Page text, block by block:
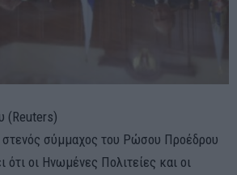
(Reuters)
σύμμαχος του Ρώσου Προέδρου
ότι οι Ηνωμένες Πολιτείες και οι